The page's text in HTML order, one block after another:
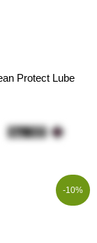
Protect Lube
-10%